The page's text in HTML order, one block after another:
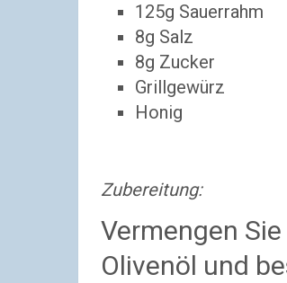
125g Sauerrahm
8g Salz
8g Zucker
Grillgewürz
Honig
Zubereitung:
Vermengen
Olivenöl und